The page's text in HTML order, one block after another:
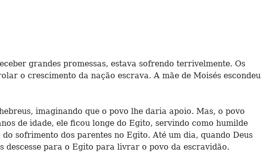
grandes promessas, estava sofrendo terrivelmente. Os
o crescimento da nação escrava. A mãe de Moisés escondeu
imaginando que o povo lhe daria apoio. Mas, o povo
de idade, ele ficou longe do Egito, servindo como humilde
sofrimento dos parentes no Egito. Até um dia, quando Deus
descesse para o Egito para livrar o povo da escravidão.